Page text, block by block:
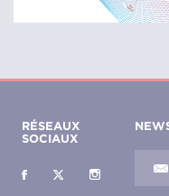
RÉSEAUX
SOCIAUX